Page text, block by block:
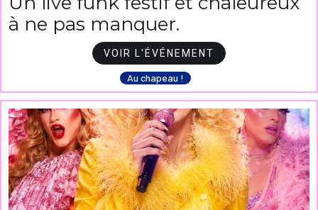
à ne pas manquer.
VOIR L'ÉVÉNEMENT
Au chapeau !